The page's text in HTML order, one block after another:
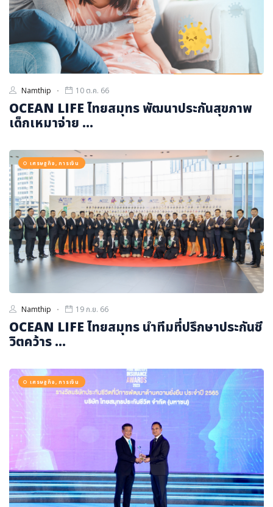
Namthip 10 ต.ค. 66
OCEAN LIFE ไทยสมุทร พัฒนาประกันสุขภาพ
เด็กเหมาจ่าย ...
เศรษฐกิจ, การเงิน
Namthip 19 ก.ย. 66
OCEAN LIFE ไทยสมุทร นำทีมที่ปรึกษาประกันชี
วิตคว้าร ...
เศรษฐกิจ, การเงิน